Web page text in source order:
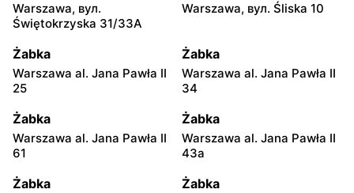
Warszawa, вул.
Świętokrzyska 31/33A
Warszawa, вул. Śliska 10
Żabka
Warszawa al. Jana Pawła II
25
Żabka
Warszawa al. Jana Pawła II
34
Żabka
Warszawa al. Jana Pawła II
61
Żabka
Warszawa al. Jana Pawła II
43a
Żabka Żabka